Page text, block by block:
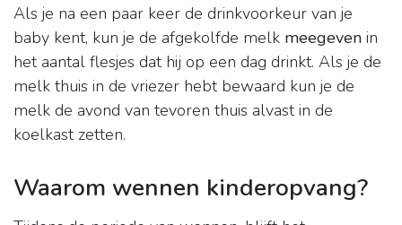
Als je na een paar keer de drinkvoorkeur van je
baby kent, kun je de afgekolfde melk meegeven in
het aantal flesjes dat hij op een dag drinkt. Als je de
melk thuis in de vriezer hebt bewaard kun je de
melk de avond van tevoren thuis alvast in de
koelkast zetten.
Waarom wennen kinderopvang?